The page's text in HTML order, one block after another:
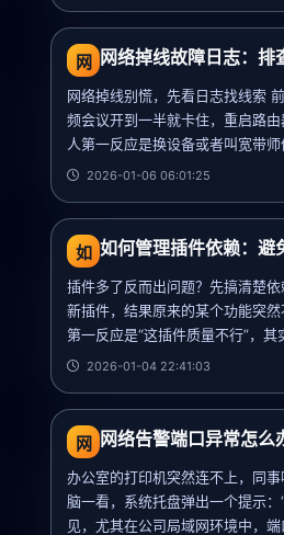
网 网络掉线故障日志：排
网络掉线别慌，先看日志找线索
频会议开到一半就卡住，重启路
人第一反应是换设备或者叫宽带
2026-01-06 06:01:25
如 如何管理插件依赖：避
插件多了反而出问题？先搞清楚
新插件，结果原来的某个功能突
第一反应是“这插件质量不行”，其
2026-01-04 22:41:03
网 网络告警端口异常怎
办公室的打印机突然连不上，同
脑一看，系统托盘弹出一个提示：
见，尤其在公司局域网环境中，